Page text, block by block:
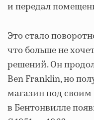
и передал
Это стало
что больше не
решений. Он
Ben Franklin, но
магазин под
в Бентонвилле